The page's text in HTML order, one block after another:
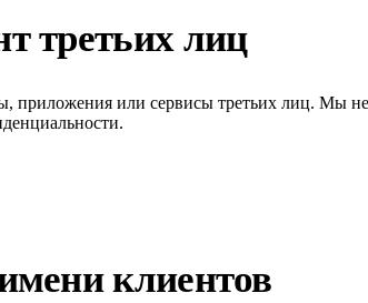
третьих лиц
приложения или сервисы третьих лиц. Мы
клиентов